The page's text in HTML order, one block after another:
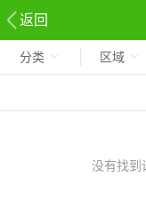
返回
分类 区域
没有找到